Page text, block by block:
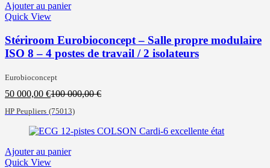
Ajouter au panier
Quick View
Stériroom Eurobioconcept – Salle propre modulaire
ISO 8 – 4 postes de travail / 2 isolateurs
Eurobioconcept
50 000,00 €Le
actuel
est :
50
000,00 €.
100 000,00€Le
était :
100
HP Peupliers (75013)
Ajouter au panier
Quick View